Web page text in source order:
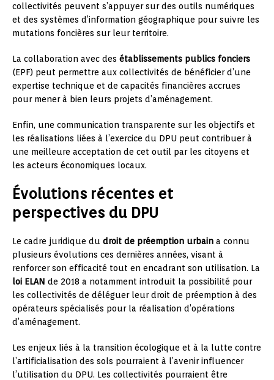
collectivités peuvent s’appuyer sur des outils numériques
et des systèmes d’information géographique pour suivre les
mutations foncières sur leur territoire.
La collaboration avec des établissements publics fonciers
(EPF) peut permettre aux collectivités de bénéficier d’une
expertise technique et de capacités financières accrues
pour mener à bien leurs projets d’aménagement.
Enfin, une communication transparente sur les objectifs et
les réalisations liées à l’exercice du DPU peut contribuer à
une meilleure acceptation de cet outil par les citoyens et
les acteurs économiques locaux.
Évolutions récentes et
perspectives du DPU
Le cadre juridique du droit de préemption urbain a connu
plusieurs évolutions ces dernières années, visant à
renforcer son efficacité tout en encadrant son utilisation. La
loi ELAN de 2018 a notamment introduit la possibilité pour
les collectivités de déléguer leur droit de préemption à des
opérateurs spécialisés pour la réalisation d’opérations
d’aménagement.
Les enjeux liés à la transition écologique et à la lutte contre
l’artificialisation des sols pourraient à l’avenir influencer
l’utilisation du DPU. Les collectivités pourraient être